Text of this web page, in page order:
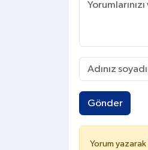
Gönder
Yorum yazarak